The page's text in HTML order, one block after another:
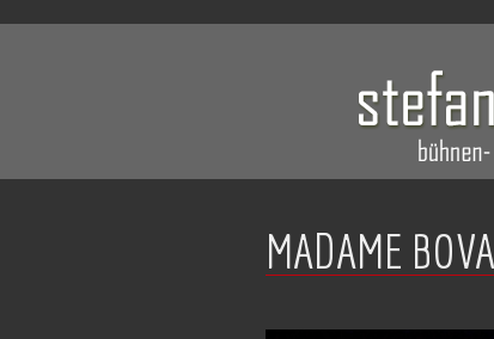
MADAME